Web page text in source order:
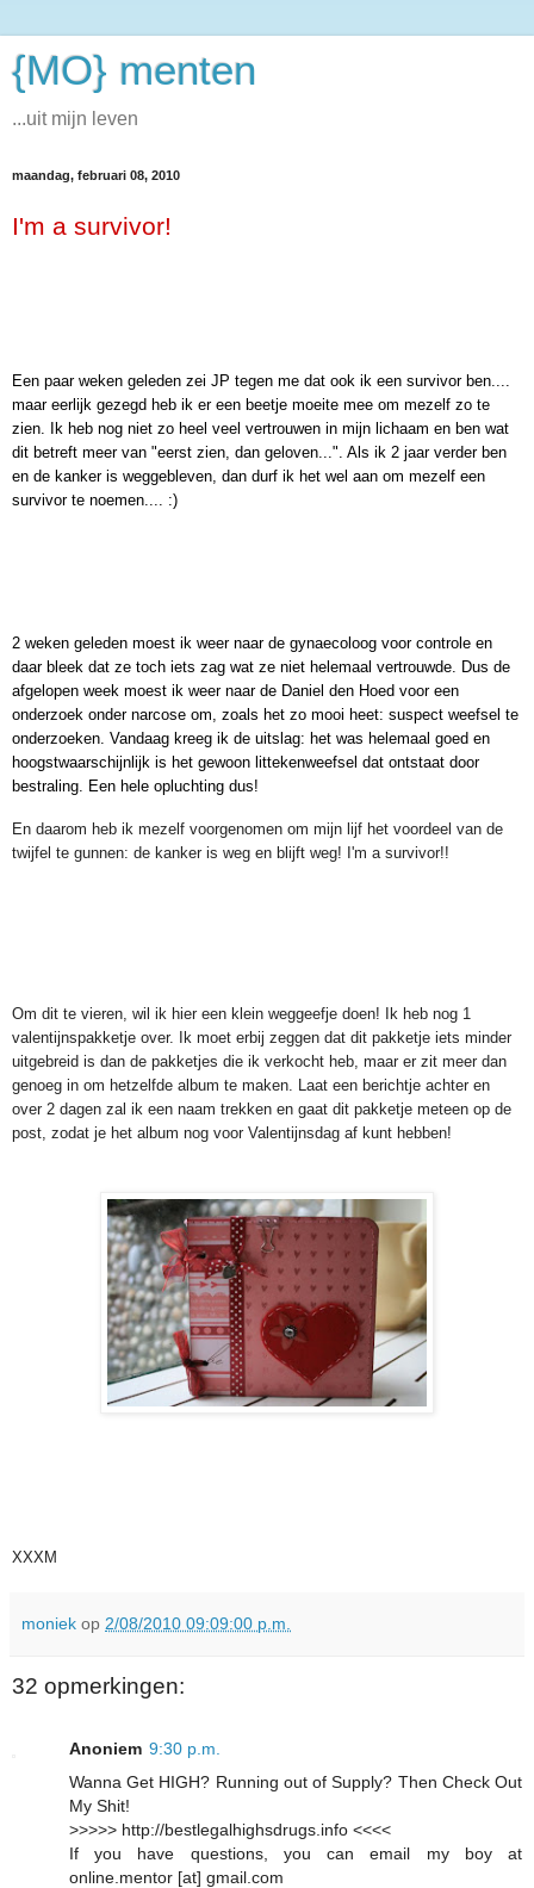
{MO} menten
...uit mijn leven
maandag, februari 08, 2010
I'm a survivor!
Een paar weken geleden zei JP tegen me dat ook ik een survivor ben....
maar eerlijk gezegd heb ik er een beetje moeite mee om mezelf zo te
zien. Ik heb nog niet zo heel veel vertrouwen in mijn lichaam en ben wat
dit betreft meer van "eerst zien, dan geloven...". Als ik 2 jaar verder ben
en de kanker is weggebleven, dan durf ik het wel aan om mezelf een
survivor te noemen.... :)
2 weken geleden moest ik weer naar de gynaecoloog voor controle en
daar bleek dat ze toch iets zag wat ze niet helemaal vertrouwde. Dus de
afgelopen week moest ik weer naar de Daniel den Hoed voor een
onderzoek onder narcose om, zoals het zo mooi heet: suspect weefsel te
onderzoeken. Vandaag kreeg ik de uitslag: het was helemaal goed en
hoogstwaarschijnlijk is het gewoon littekenweefsel dat ontstaat door
bestraling. Een hele opluchting dus!
En daarom heb ik mezelf voorgenomen om mijn lijf het voordeel van de
twijfel te gunnen: de kanker is weg en blijft weg! I'm a survivor!!
Om dit te vieren, wil ik hier een klein weggeefje doen! Ik heb nog 1
valentijnspakketje over. Ik moet erbij zeggen dat dit pakketje iets minder
uitgebreid is dan de pakketjes die ik verkocht heb, maar er zit meer dan
genoeg in om hetzelfde album te maken. Laat een berichtje achter en
over 2 dagen zal ik een naam trekken en gaat dit pakketje meteen op de
post, zodat je het album nog voor Valentijnsdag af kunt hebben!
XXXM
moniek op 2/08/2010 09:09:00 p.m.
32 opmerkingen:
Anoniem 9:30 p.m.
Wanna Get HIGH? Running out of Supply? Then Check Out
My Shit!
>>>>> http://bestlegalhighsdrugs.info <<<<
If you have questions, you can email my boy at
online.mentor [at] gmail.com